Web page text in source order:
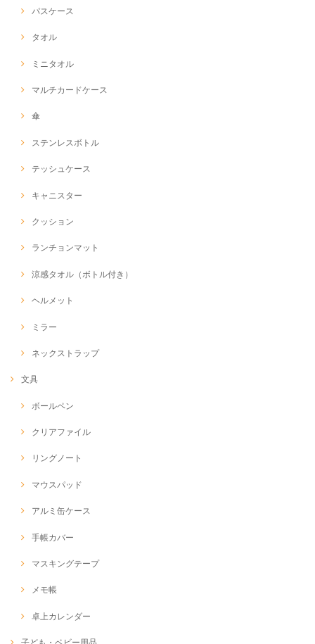
パスケース
タオル
ミニタオル
マルチカードケース
傘
ステンレスボトル
テッシュケース
キャニスター
クッション
ランチョンマット
涼感タオル（ボトル付き）
ヘルメット
ミラー
ネックストラップ
文具
ボールペン
クリアファイル
リングノート
マウスパッド
アルミ缶ケース
手帳カバー
マスキングテープ
メモ帳
卓上カレンダー